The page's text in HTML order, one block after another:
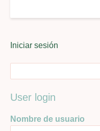
User
menu
Iniciar sesión
User login
Nombre de usuario